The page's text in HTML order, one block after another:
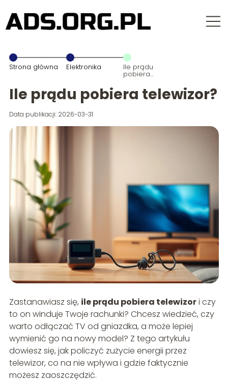
Strona główna Elektronika Ile prądu
pobiera
Ile prądu pobiera telewizor?
Data publikacji: 2026-03-31
Zastanawiasz się, ile prądu pobiera telewizori czy
to on winduje Twoje rachunki? Chcesz wiedzieć, czy
warto odłączać TV od gniazdka, a może lepiej
wymienić go na nowy model? Z tego artykułu
dowiesz się, jak policzyć zużycie energii przez
telewizor, co na nie wpływa i gdzie faktycznie
możesz zaoszczędzić.